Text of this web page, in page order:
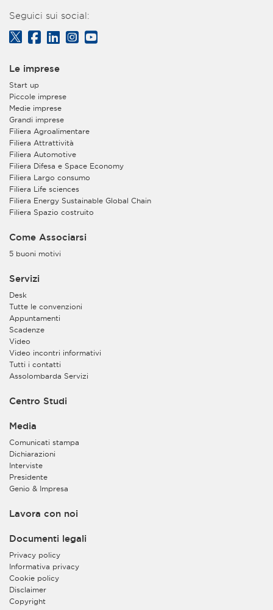
Seguici sui social:
Le imprese
Start up
Piccole imprese
Medie imprese
Grandi imprese
Filiera Agroalimentare
Filiera Attrattività
Filiera Automotive
Filiera Difesa e Space Economy
Filiera Largo consumo
Filiera Life sciences
Filiera Energy Sustainable Global Chain
Filiera Spazio costruito
Come Associarsi
5 buoni motivi
Servizi
Desk
Tutte le convenzioni
Appuntamenti
Scadenze
Video
Video incontri informativi
Tutti i contatti
Assolombarda Servizi
Centro Studi
Media
Comunicati stampa
Dichiarazioni
Interviste
Presidente
Genio & Impresa
Lavora con noi
Documenti legali
Privacy policy
Informativa privacy
Cookie policy
Disclaimer
Copyright